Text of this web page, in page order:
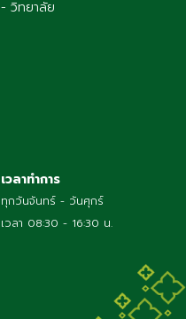
- วิทยาลัย
เวลาทำการ
ทุกวันจันทร์ - วันศุกร์
เวลา 08:30 - 16:30 น.